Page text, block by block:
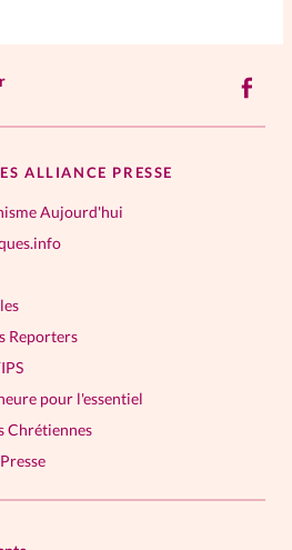
ALLIANCE PRESSE
Aujourd'hui
Reporters
pour l'essentiel
Chrétiennes